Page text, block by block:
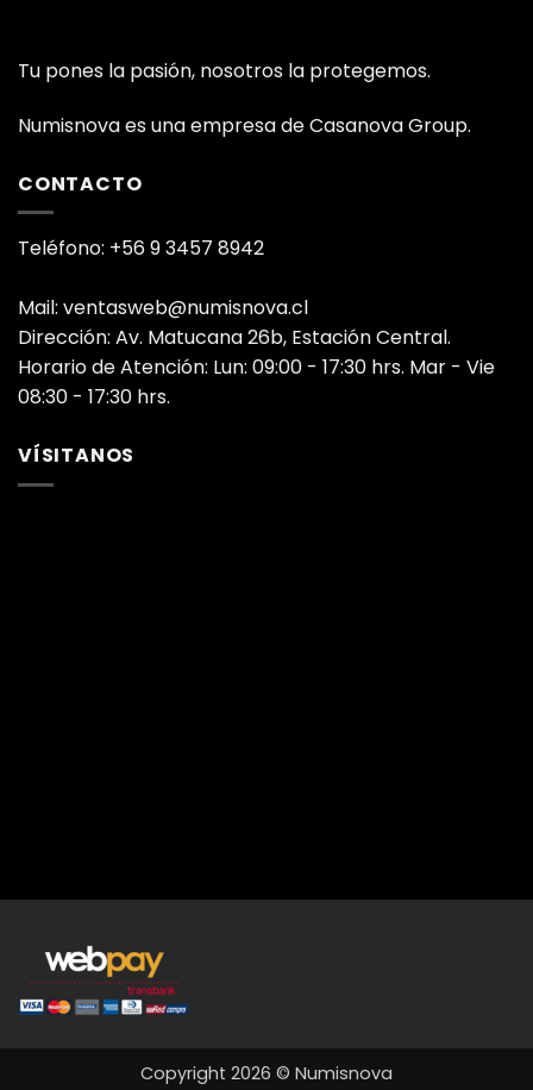
Tu pones la pasión, nosotros la protegemos.
Numisnova es una empresa de Casanova Group.
CONTACTO
Teléfono: +56 9 3457 8942
Mail: ventasweb@numisnova.cl
Dirección: Av. Matucana 26b, Estación Central.
Horario de Atención: Lun: 09:00 - 17:30 hrs. Mar - Vie
08:30 - 17:30 hrs.
VÍSITANOS
Copyright 2026 © Numisnova